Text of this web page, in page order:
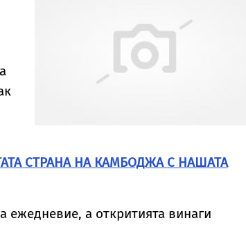
СТРАНА НА КАМБОДЖА С НАШАТА
ежедневие, а откритията винаги